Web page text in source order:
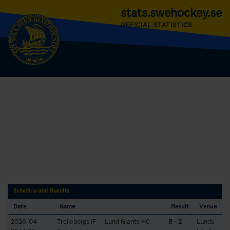
stats.swehockey.se
OFFICIAL STATISTICS
Schedule and Results
Date Game Result Venue
2026-04-
Trelleborgs IF - Lund Giants HC
8 - 2
Lunds